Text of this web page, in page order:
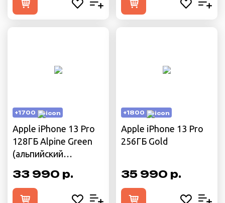
+1700
Apple iPhone 13 Pro
128ГБ Alpine Green
(альпийский
33 990 р.
+1800
Apple iPhone 13 Pro
256ГБ Gold
35 990 р.